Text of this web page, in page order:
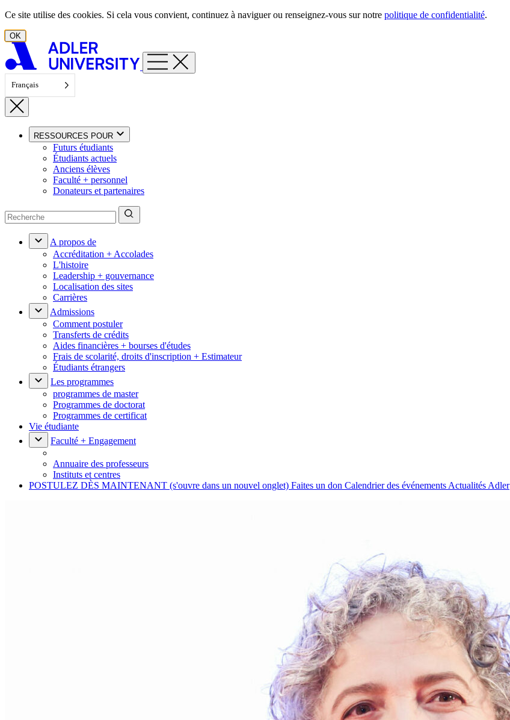
Aller au contenu
Ce site utilise des cookies. Si cela vous convient, continuez à naviguer ou renseignez-vous sur notre politique de confidentialité.
OK
Français
RESSOURCES POUR
Futurs étudiants
Étudiants actuels
Anciens élèves
Faculté + personnel
Donateurs et partenaires
A propos de
Accréditation + Accolades
L'histoire
Leadership + gouvernance
Localisation des sites
Carrières
Admissions
Comment postuler
Transferts de crédits
Aides financières + bourses d'études
Frais de scolarité, droits d'inscription + Estimateur
Étudiants étrangers
Les programmes
programmes de master
Programmes de doctorat
Programmes de certificat
Vie étudiante
Faculté + Engagement
Annuaire des professeurs
Instituts et centres
POSTULEZ DÈS MAINTENANT (s'ouvre dans un nouvel onglet) Faites un don Calendrier des événements Actualités Adler